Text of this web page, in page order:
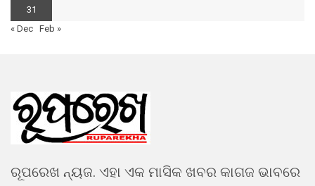
31
« Dec Feb »
ରୂପରେଖ ନ୍ୟଜ. ଏହା ଏକ ମାସିକ ଖବର କାଗଜ ଭାବରେ